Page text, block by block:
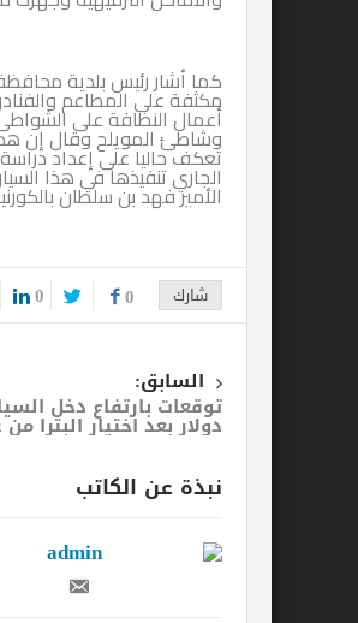
كما أشار رئيس بلدية
مكثفة على المطاعم
أعمال النظافة على
وشاطئ المويلح وقال إن
تعكف حاليا على إعداد
الجاري تنفيذها في هذا
الأمير فهد بن سلطان
شارك 0
0
السابق:
توقعات بارتفاع دخل
دولار بعد اختيار البترا
نبذة عن الكاتب
admin